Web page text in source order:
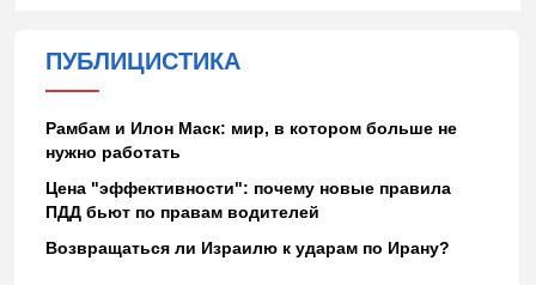
ПУБЛИЦИСТИКА
Рамбам и Илон Маск: мир, в котором больше не
нужно работать
Цена "эффективности": почему новые правила
ПДД бьют по правам водителей
Возвращаться ли Израилю к ударам по Ирану?